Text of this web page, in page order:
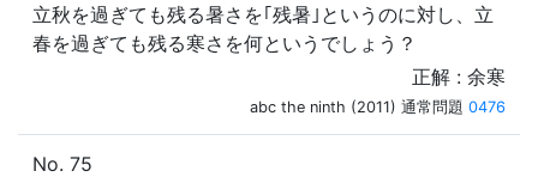
立秋を過ぎても残る暑さを｢残暑｣というのに対し、立
春を過ぎても残る寒さを何というでしょう？
正解 : 余寒
abc the ninth (2011) 通常問題 0476
No. 75